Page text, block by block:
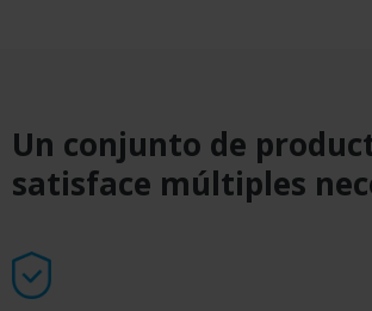
Un conjunto de
satisface múltiples